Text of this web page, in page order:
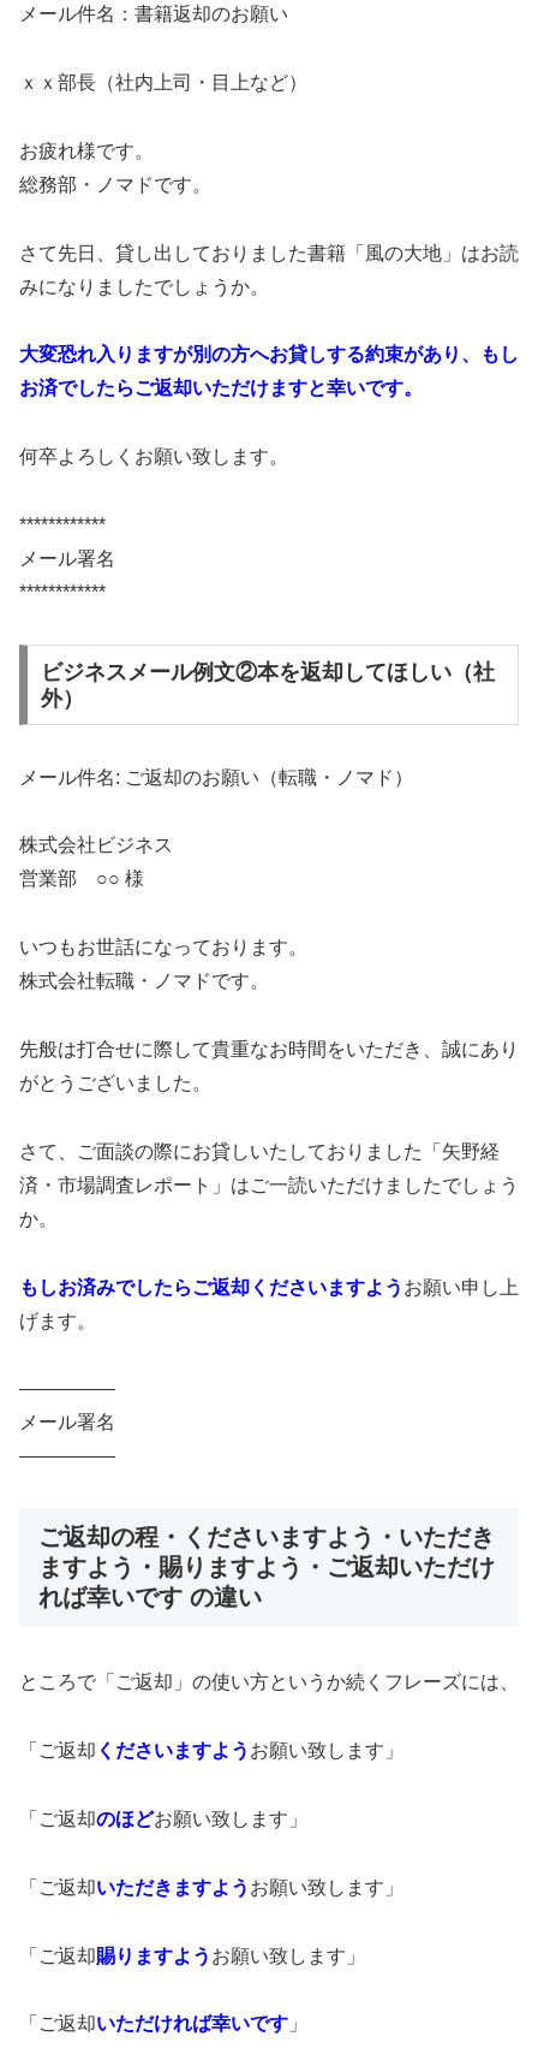
メール件名：書籍返却のお願い
ｘｘ部長（社内上司・目上など）
お疲れ様です。
総務部・ノマドです。
さて先日、貸し出しておりました書籍「風の大地」はお読
みになりましたでしょうか。
大変恐れ入りますが別の方へお貸しする約束があり、もし
お済でしたらご返却いただけますと幸いです。
何卒よろしくお願い致します。
************
メール署名
************
ビジネスメール例文②本を返却してほしい（社
外）
メール件名: ご返却のお願い（転職・ノマド）
株式会社ビジネス
営業部 ○○ 様
いつもお世話になっております。
株式会社転職・ノマドです。
先般は打合せに際して貴重なお時間をいただき、誠にあり
がとうございました。
さて、ご面談の際にお貸しいたしておりました「矢野経
済・市場調査レポート」はご一読いただけましたでしょう
か。
もしお済みでしたらご返却くださいますよう お願い申し上
げます。
—————
メール署名
—————
ご返却の程・くださいますよう・いただき
ますよう・賜りますよう・ご返却いただけ
れば幸いです の違い
ところで「ご返却」の使い方というか続くフレーズには、
「ご返却 くださいますよう お願い致します」
「ご返却のほどお願い致します」
「ご返却いただきますよう お願い致します」
「ご返却賜り ますよう お願い致します」
「ご返却いただければ幸いです 」